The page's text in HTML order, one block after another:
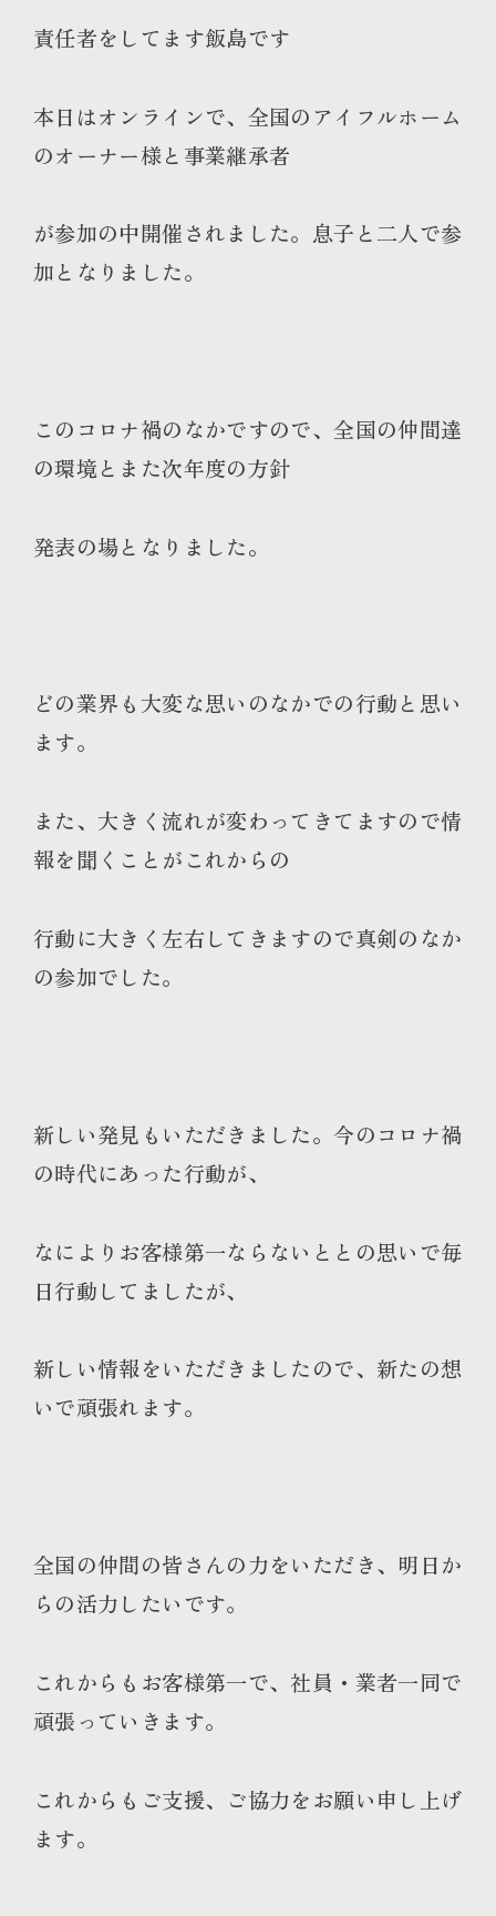
責任者をしてます飯島です
本日はオンラインで、全国のアイフルホーム
のオーナー様と事業継承者
が参加の中開催されました。息子と二人で参
加となりました。
このコロナ禍のなかですので、全国の仲間達
の環境とまた次年度の方針
発表の場となりました。
どの業界も大変な思いのなかでの行動と思い
ます。
また、大きく流れが変わってきてますので情
報を聞くことがこれからの
行動に大きく左右してきますので真剣のなか
の参加でした。
新しい発見もいただきました。今のコロナ禍
の時代にあった行動が、
なによりお客様第一ならないととの思いで毎
日行動してましたが、
新しい情報をいただきましたので、新たの想
いで頑張れます。
全国の仲間の皆さんの力をいただき、明日か
らの活力したいです。
これからもお客様第一で、社員・業者一同で
頑張っていきます。
これからもご支援、ご協力をお願い申し上げ
ます。